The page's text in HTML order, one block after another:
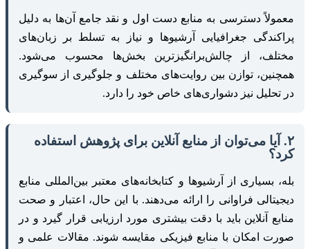
معمولاً دسترسی به منابع دست اول و نقد جامع آن‌ها به دلیل
پراکندگی جغرافیایی آرشیوها و نیاز به تسلط بر زبان‌های
مختلف، از چالش‌برانگیزترین بخش‌ها محسوب می‌شود.
همچنین، توازن بین روایت‌های مختلف و جلوگیری از سوگیری
در تحلیل نیز دشواری‌های خاص خود را دارد.
۲. آیا می‌توان از منابع آنلاین برای پژوهش استفاده
کرد؟
بله، بسیاری از آرشیوها و کتابخانه‌های معتبر بین‌المللی منابع
دیجیتالی فراوانی را ارائه می‌دهند. با این حال، اعتبار و صحت
منابع آنلاین باید با دقت بیشتری مورد ارزیابی قرار گیرد و در
صورت امکان با منابع فیزیکی مقایسه شوند. مقالات علمی و